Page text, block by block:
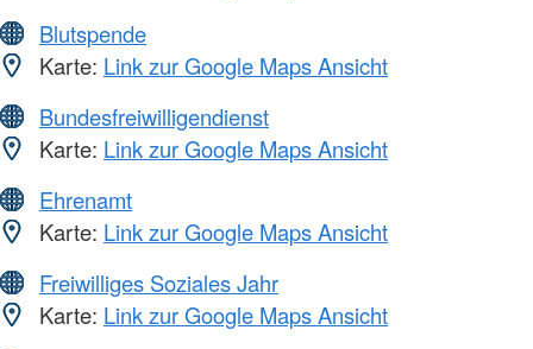
Blutspende
Karte: Link zur Google Maps Ansicht
Bundesfreiwilligendienst
Karte: Link zur Google Maps Ansicht
Ehrenamt
Karte: Link zur Google Maps Ansicht
Freiwilliges Soziales Jahr
Karte: Link zur Google Maps Ansicht